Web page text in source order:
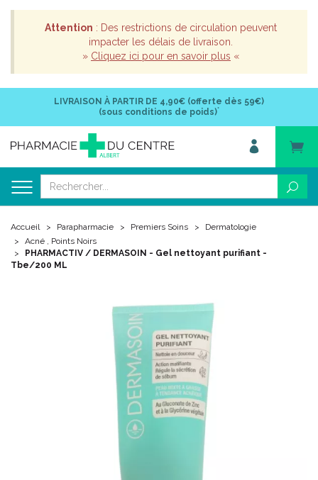
Attention : Des restrictions de circulation peuvent
impacter les délais de livraison.
» Cliquez ici pour en savoir plus «
LIVRAISON À PARTIR DE 4,90€ (offerte dès 59€)
(sous conditions de poids)*
Accueil Parapharmacie Premiers Soins
Dermatologie
Acné , Points Noirs
PHARMACTIV / DERMASOIN - Gel nettoyant purifiant -
Tbe/200 ML